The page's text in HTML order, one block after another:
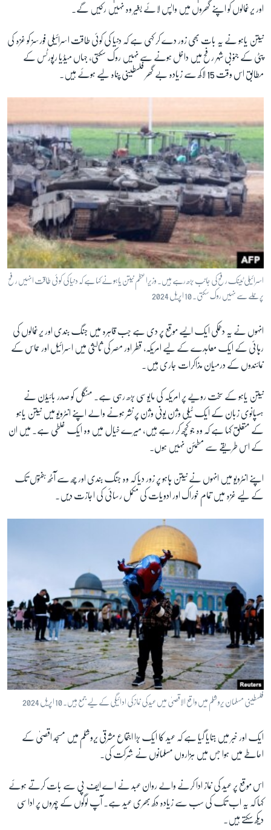
اور یرغمالوں کو اپنے گھروں میں واپس لائے بغیر وہ نہیں رکیں گے۔
نیتن یاہو نے یہ بات بھی زور دے کر کہی ہے کہ دنیا کی کوئی طاقت اسرائیلی فورسز کو غزہ کی
پٹی کے جنوبی شہر رفح میں داخل ہونے سے نہیں روک سکتی، جہاں میڈیا رپورٹس کے
مطابق اس وقت 15 لاکھ سے زیادہ بے گھر فلسطینی پناہ لیے ہوئے ہیں۔
اسرائیلی ٹینک رفح کی جانب بڑھ رہے ہیں۔ وزیراعظم نیتن یاہو نے کہا ہے کہ دنیا کی کوئی طاقت انہیں رفح
پر حملے سے نہیں روک سکتی۔ 10 اپریل 2024
انہوں نے یہ دھمکی ایک ایسے موقع پر دی ہے جب قاہرہ میں جنگ بندی اور یرغمالوں کی
رہائی کے ایک معاہدے کے لیے امریکہ، قطر اور مصر کی ثالثی میں اسرائیل اور حماس کے
نمائندوں کے درمیان مذاکرات جاری ہیں۔
نیتن یاہو کے سخت رویے پر امریکہ کی مایوسی بڑھ رہی ہے۔ منگل کو صدر بائیڈن نے
ہسپانوی زبان کے ایک ٹیلی وژن یونی وژن پر نشر ہونے والے اپنے انٹرویو میں نیتن یاہو
کے متعلق کہا ہے کہ وہ جو کچھ کر رہے ہیں، میرے خیال میں وہ ایک غلطی ہے۔ میں ان
کے اس طریقے سے مطمئن نہیں ہوں۔
اپنے انٹرویو میں انہوں نے نیتن ہاہو پر زور دیا کہ وہ جنگ بندی اور چھ سے آٹھ ہفتوں تک
کے لیے غزہ میں تمام خوراک اور ادویات کی مکمل رسائی کی اجازت دیں۔
فلسطینی مسلمان یروشلم میں واقع الاقصیٰ میں عید کی نماز کی ادائیگی کے لیے جمع ہیں۔ 10 اپریل 2024
ایک اور خبر میں بتایا گیا ہے کہ عید کا ایک بڑا اجتماع مشرقی یروشلم میں مسجد اقصیٰ کے
احاطے میں ہوا جس میں ہزاروں مسلمانوں نے شرکت کی۔
اس موقع پر عید کی نماز ادا کرنے والے روان عبد نے اے ایف پی سے بات کرتے ہوئے
کہا کہ یہ اب تک کی سب سے زیادہ دکھ بھری عید ہے۔ آپ لوگوں کے چہروں پر اداسی
دیکھ سکتے ہیں۔